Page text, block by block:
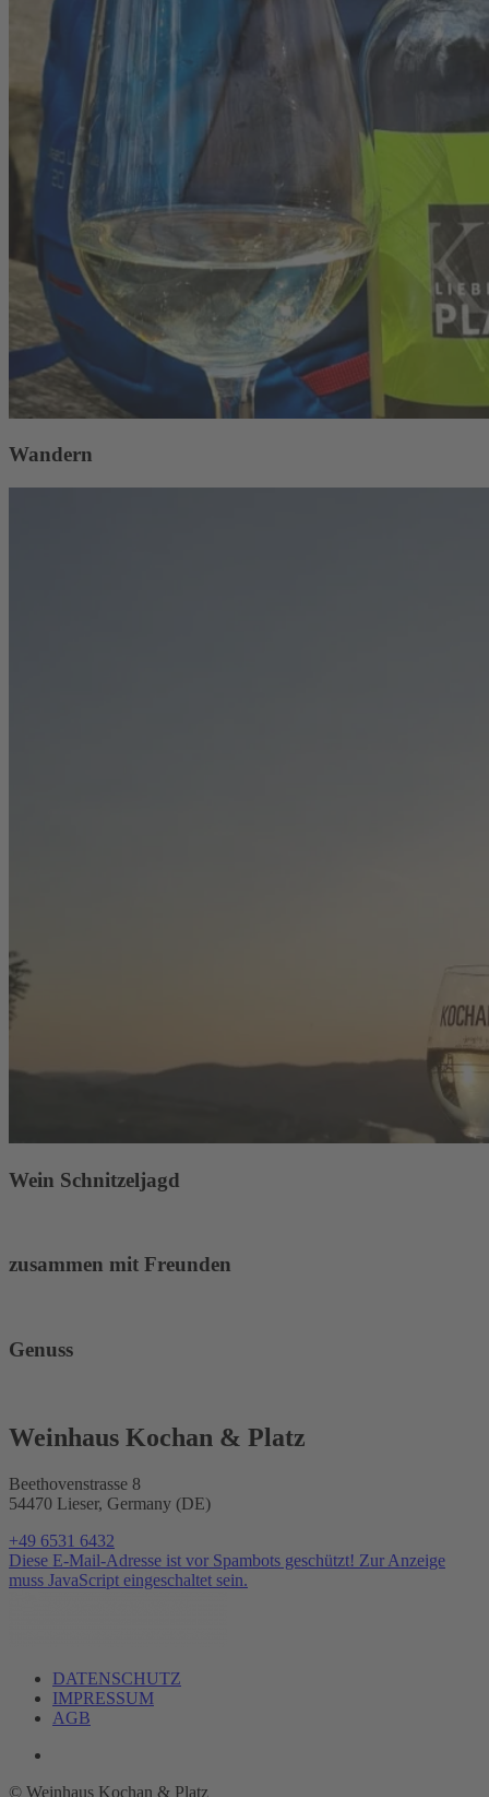
Wandern
Wein Schnitzeljagd
zusammen mit Freunden
Genuss
Weinhaus Kochan & Platz
Beethovenstrasse 8
54470 Lieser, Germany (DE)
+49 6531 6432
Diese E-Mail-Adresse ist vor Spambots geschützt! Zur Anzeige
muss JavaScript eingeschaltet sein.
DATENSCHUTZ
IMPRESSUM
AGB
© Weinhaus Kochan & Platz